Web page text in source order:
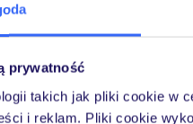
prywatność
takich jak pliki cookie w
i reklam. Pliki cookie
biuro podróży
w Polsce